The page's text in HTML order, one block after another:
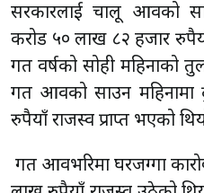
सरकारलाई चालू आवको
करोड ५० लाख ८२ हजार
गत वर्षको सोही महिनाको
गत आवको साउन महिनामा
रुपैयाँ राजस्व प्राप्त भएको
गत आवभरिमा घरजग्गा